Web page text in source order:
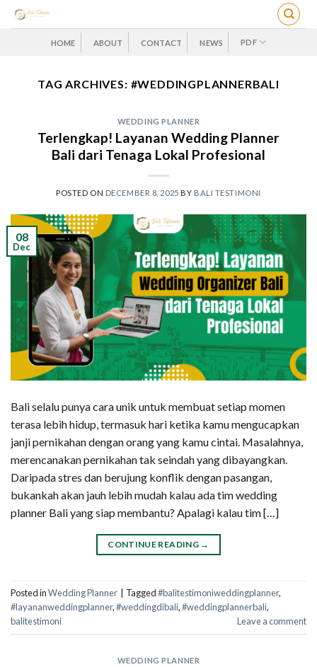
Skip
HOME ABOUT CONTACT NEWS PDF
TAG ARCHIVES: #WEDDINGPLANNERBALI
WEDDING PLANNER
Terlengkap! Layanan Wedding Planner
Bali dari Tenaga Lokal Profesional
POSTED ON DECEMBER 8, 2025 BY BALI TESTIMONI
08
Dec
Bali selalu punya cara unik untuk membuat setiap momen
terasa lebih hidup, termasuk hari ketika kamu mengucapkan
janji pernikahan dengan orang yang kamu cintai. Masalahnya,
merencanakan pernikahan tak seindah yang dibayangkan.
Daripada stres dan berujung konflik dengan pasangan,
bukankah akan jauh lebih mudah kalau ada tim wedding
planner Bali yang siap membantu? Apalagi kalau tim […]
CONTINUE READING →
Posted inWedding Planner Tagged#balitestimoniweddingplanner,
#layananweddingplanner,#weddingdibali,#weddingplannerbali,
balitestimoni
Leave a comment
WEDDING PLANNER